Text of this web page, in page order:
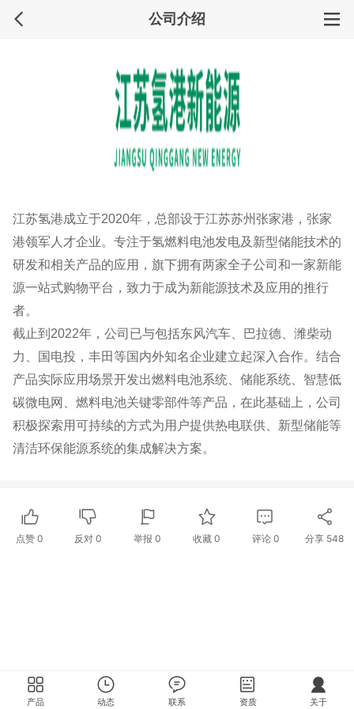
公司介绍
江苏氢港成立于2020年，总部设于江苏苏州张家港，张家
港领军人才企业。专注于氢燃料电池发电及新型储能技术的
研发和相关产品的应用，旗下拥有两家全子公司和一家新能
源一站式购物平台，致力于成为新能源技术及应用的推行
者。
截止到2022年，公司已与包括东风汽车、巴拉德、潍柴动
力、国电投，丰田等国内外知名企业建立起深入合作。结合
产品实际应用场景开发出燃料电池系统、储能系统、智慧低
碳微电网、燃料电池关键零部件等产品，在此基础上，公司
积极探索用可持续的方式为用户提供热电联供、新型储能等
清洁环保能源系统的集成解决方案。
点赞 0 反对0 举报 0 收藏 0 评论 0 分享 548
产品 动态 联系 资质 关于